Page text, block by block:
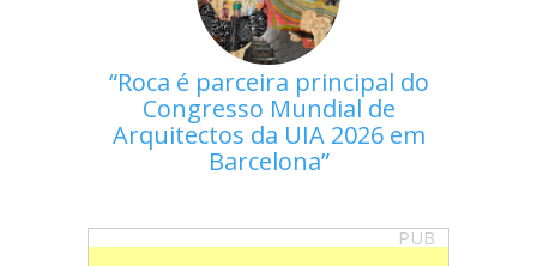
Roca é parceira principal do
Congresso Mundial de
Arquitectos da UIA 2026 em
Barcelona
PUB